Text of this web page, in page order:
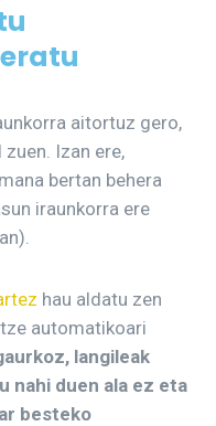
aitortuz gero,
Izan ere,
bertan behera
iraunkorra ere
hau aldatu zen
automatikoari
langileak
nahi duen ala ez eta
besteko